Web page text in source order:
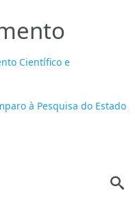
Científico e
à Pesquisa do Estado